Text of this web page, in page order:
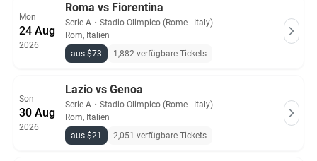
Mon
24 Aug
2026
Roma vs Fiorentina
Serie A ・ Stadio Olimpico (Rome - Italy)
Rom, Italien
aus $73
1,882 verfügbare Tickets
Son
30 Aug
2026
Lazio vs Genoa
Serie A ・ Stadio Olimpico (Rome - Italy)
Rom, Italien
aus $21
2,051 verfügbare Tickets